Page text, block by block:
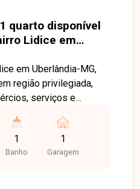
quarto disponível
Lidice em
em Uberlândia-MG,
região privilegiada,
serviços e
banheiro social e
conforto e
1
Banho
1
Garagem